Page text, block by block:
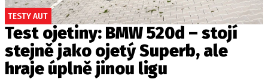
TESTY AUT
Test ojetiny: BMW 520d – stojí
stejně jako ojetý Superb, ale
hraje úplně jinou ligu